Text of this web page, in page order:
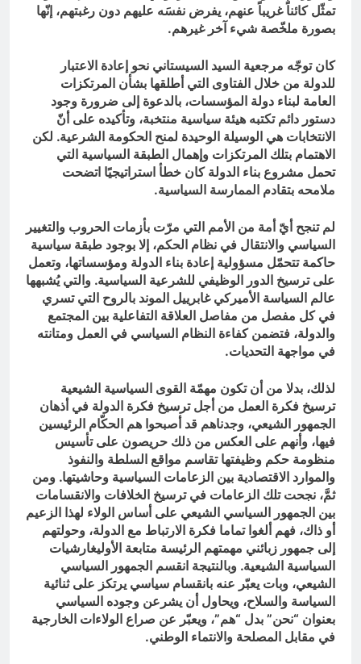
تمثّل كائناً غريباً عنهم، يفرض نفسَه عليهم دون رغبتهم، إنّها
بصورة ملخّصة شيء آخر غيرهم.
كان توجّه مرجعية السيد السيستاني نحو إعادة الاعتبار
للدولة من خلال الفتاوى التي أطلقها بشأن المرتكزات
العامة لبناء دولة المؤسسات، بالدعوة إلى ضرورة وجود
دستور دائم تكتبه هيئة سياسية منتخبة، وتأكيده على أنّ
الانتخابات هي الوسيلة الوحيدة لمنح الحكومة الشرعية. لكن
الاهتمام بتلك المرتكزات وإهمال الطبقة السياسية التي
تحمل مشروع بناء الدولة كان خطأ استراتيجيًا اتضحت
ملامحه بتقادم الممارسة السياسية.
لم تنجح أيّ أمة من الأمم التي مرّت بأزمات الحروب والتغيير
السياسي والانتقال في نظام الحكم، إلا بوجود طبقة سياسية
حاكمة تتحمّل مسؤولية إعادة بناء الدولة ومؤسساتها، وتعمل
على ترسيخ الدور الوظيفي للشرعية السياسية. والتي يُشبهها
عالم السياسة الأميركي غابرييل الموند بالروح التي تسري
في كل مفصل من مفاصل العلاقة التفاعلية بين المجتمع
والدولة، فتضمن كفاءة النظام السياسي في العمل ومتانته
في مواجهة التحديات.
لذلك، بدلا من أن تكون مهمّة القوى السياسية الشيعية
ترسيخ فكرة العمل من أجل ترسيخ فكرة الدولة في أذهان
الجمهور الشيعي، وجدناهم قد أصبحوا هم الحكّام الرئيسين
فيها، وأنهم على العكس من ذلك حريصون على تأسيس
منظومة حكم وظيفتها تقاسم مواقع السلطة والنفوذ
والموارد الاقتصادية بين الزعامات السياسية وحاشيتها. ومن
ثمَّ، نجحت تلك الزعامات في ترسيخ الخلافات والانقسامات
بين الجمهور السياسي الشيعي على أساس الولاء لهذا الزعيم
أو ذاك، فهم ألغوا تماما فكرة الارتباط مع الدولة، وحولتهم
إلى جمهور زبائني مهمتهم الرئيسة متابعة الأوليغارشيات
السياسية الشيعية. وبالنتيجة انقسم الجمهور السياسي
الشيعي، وبات يعبّر عنه بانقسام سياسي يرتكز على ثنائية
السياسة والسلاح، ويحاول أن يشرعن وجوده السياسي
بعنوان “نحن” بدل “هم”، ويعبّر عن صراع الولاءات الخارجية
في مقابل المصلحة والانتماء الوطني.